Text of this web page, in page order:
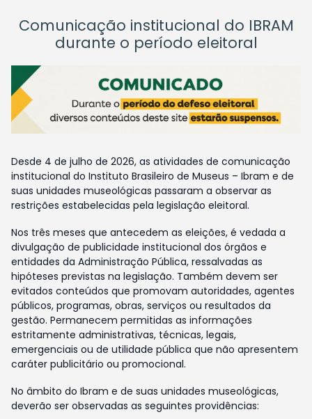
Comunicação institucional do IBRAM
durante o período eleitoral
Desde 4 de julho de 2026, as atividades de comunicação
institucional do Instituto Brasileiro de Museus – Ibram e de
suas unidades museológicas passaram a observar as
restrições estabelecidas pela legislação eleitoral.
Nos três meses que antecedem as eleições, é vedada a
divulgação de publicidade institucional dos órgãos e
entidades da Administração Pública, ressalvadas as
hipóteses previstas na legislação. Também devem ser
evitados conteúdos que promovam autoridades, agentes
públicos, programas, obras, serviços ou resultados da
gestão. Permanecem permitidas as informações
estritamente administrativas, técnicas, legais,
emergenciais ou de utilidade pública que não apresentem
caráter publicitário ou promocional.
No âmbito do Ibram e de suas unidades museológicas,
deverão ser observadas as seguintes providências: